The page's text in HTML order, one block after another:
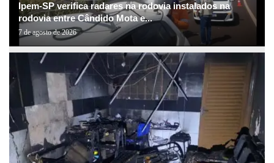
Ipem-SP verifica radares na rodovia instalados na
rodovia entre Cândido Mota e...
7 de agosto de 2026